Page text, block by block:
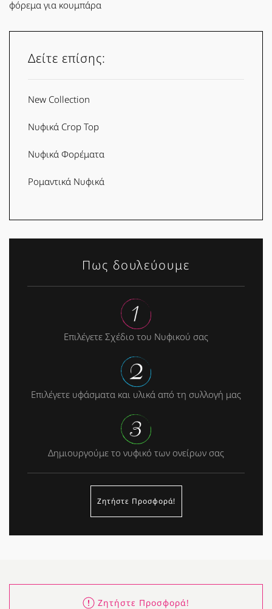
φόρεμα για κουμπάρα
Δείτε επίσης:
New Collection
Νυφικά Crop Top
Νυφικά Φορέματα
Ρομαντικά Νυφικά
Πως δουλεύουμε
Επιλέγετε Σχέδιο του Νυφικού σας
Επιλέγετε υφάσματα και υλικά από τη συλλογή μας
Δημιουργούμε το νυφικό των ονείρων σας
Ζητήστε Προσφορά!
Ζητήστε Προσφορά!